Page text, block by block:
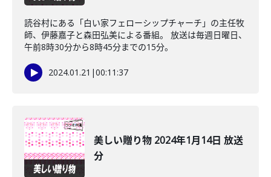
読谷村にある「白い家フェローシップチャーチ」の主任牧
師、伊藤嘉子と森田弘美による番組。 放送は毎週日曜日、
午前8時30分から8時45分までの15分。
2024.01.21 |00:11:37
美しい贈り物 2024年1月14日 放送
分